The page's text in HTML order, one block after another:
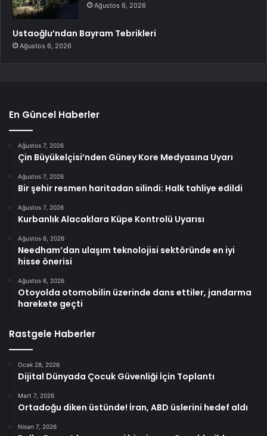
Ağustos 6, 2026
Ustaoğlu’ndan Bayram Tebrikleri
Ağustos 6, 2026
En Güncel Haberler
Ağustos 7, 2026
Çin Büyükelçisi’nden Güney Kore Medyasına Uyarı
Ağustos 7, 2026
Bir şehir resmen haritadan silindi: Halk tahliye edildi
Ağustos 7, 2026
Kurbanlık Alacaklara Küpe Kontrolü Uyarısı
Ağustos 6, 2026
Needham’dan ulaşım teknolojisi sektöründe en iyi
hisse önerisi
Ağustos 6, 2026
Otoyolda otomobilin üzerinde dans ettiler, jandarma
harekete geçti
Rastgele Haberler
Ocak 28, 2026
Dijital Dünyada Çocuk Güvenliği İçin Toplantı
Mart 7, 2026
Ortadoğu diken üstünde! İran, ABD üslerini hedef aldı
Nisan 7, 2026